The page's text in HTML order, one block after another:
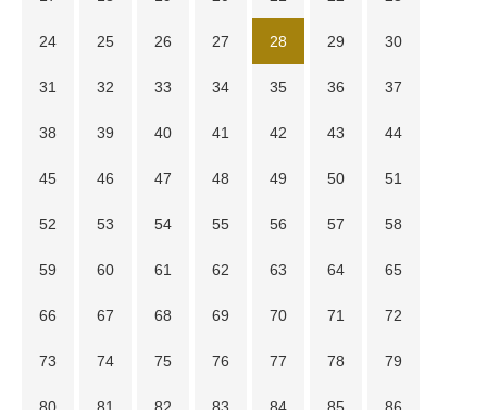
24 25 26 27 28 29 30
31 32 33 34 35 36 37
38 39 40 41 42 43 44
45 46 47 48 49 50 51
52 53 54 55 56 57 58
59 60 61 62 63 64 65
66 67 68 69 70 71 72
73 74 75 76 77 78 79